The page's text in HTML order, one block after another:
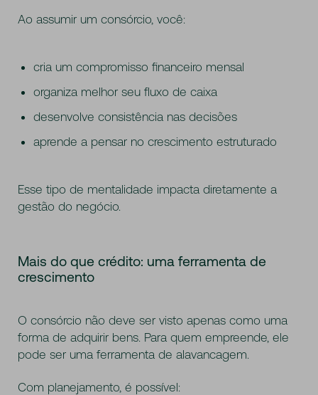
Ao assumir um consórcio, você:
cria um compromisso financeiro mensal
organiza melhor seu fluxo de caixa
desenvolve consistência nas decisões
aprende a pensar no crescimento estruturado
Esse tipo de mentalidade impacta diretamente a
gestão do negócio.
Mais do que crédito: uma ferramenta de
crescimento
O consórcio não deve ser visto apenas como uma
forma de adquirir bens. Para quem empreende, ele
pode ser uma ferramenta de alavancagem.
Com planejamento, é possível: